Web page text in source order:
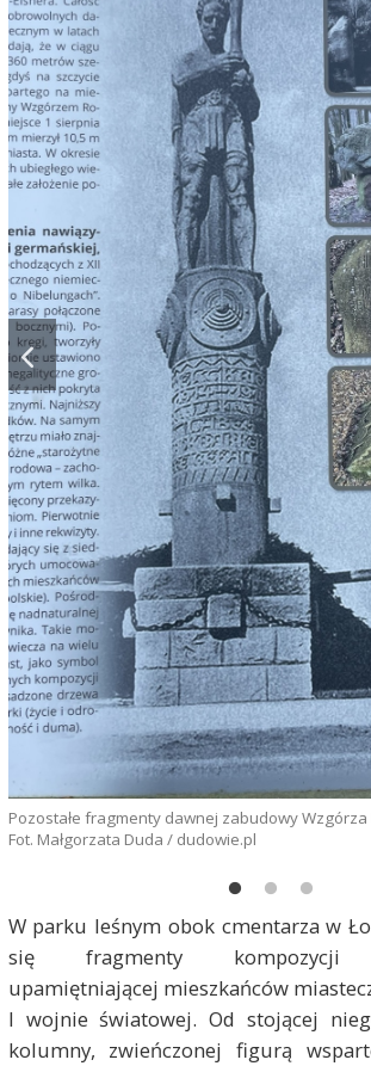
Pozostałe fragmenty dawnej zabudowy Wzgórza
Fot. Małgorzata Duda / dudowie.pl
W parku leśnym obok cmentarza w
się fragmenty kompozycji
upamiętniającej mieszkańców
I wojnie światowej. Od stojącej
kolumny, zwieńczonej figurą